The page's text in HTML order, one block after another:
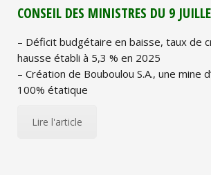
CONSEIL DES MINISTRES DU 9
– Déficit budgétaire en baisse, taux de
hausse établi à 5,3 % en 2025
– Création de Bouboulou S.A., une mine
100% étatique
Lire l'article